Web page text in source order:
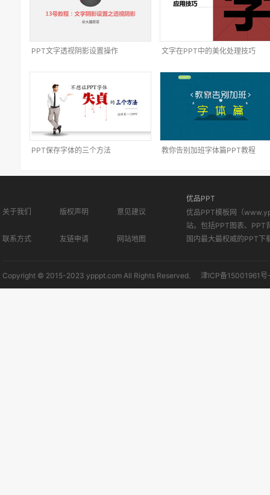
PPT文字透视阴影设置操作 文字在PPT中的美化处理技巧
PPT保存字体的三个方法 教你告别加班字体篇PPT教程
关于我们 版权声明 意见建议
联系方式 友链申请 网站地图
优品PPT
优品PPT模板网（
站。包括PPT图表、PPT
国内最大最权威的PPT下
Copyright © 2015-2023 ypppt.com All Rights Reserved. 津ICP备15001961号